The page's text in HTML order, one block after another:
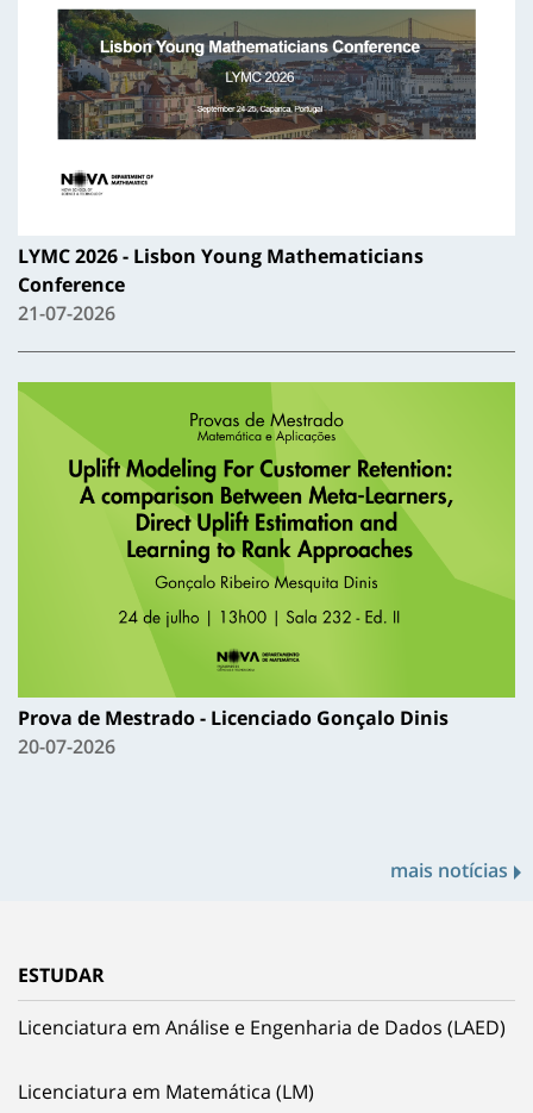
LYMC 2026 - Lisbon Young Mathematicians
Conference
21-07-2026
Prova de Mestrado - Licenciado Gonçalo Dinis
20-07-2026
mais notícias
ESTUDAR
Licenciatura em Análise e Engenharia de Dados (LAED)
Licenciatura em Matemática (LM)